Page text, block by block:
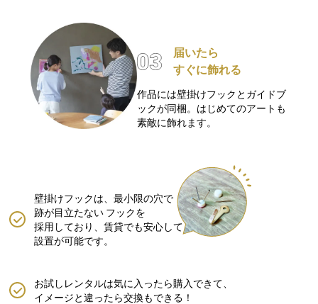
届いたら
すぐに飾れる
作品には壁掛けフックとガイドブ
ックが同梱。はじめてのアートも
素敵に飾れます。
壁掛けフックは、最小限の穴で
跡が目立たない フックを
採用しており、賃貸でも安心して
設置が可能です。
お試しレンタルは気に入ったら購入できて、
イメージと違ったら交換もできる！